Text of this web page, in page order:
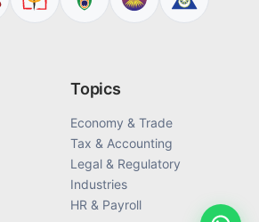
Topics
Economy & Trade
Tax & Accounting
Legal & Regulatory
Industries
HR & Payroll